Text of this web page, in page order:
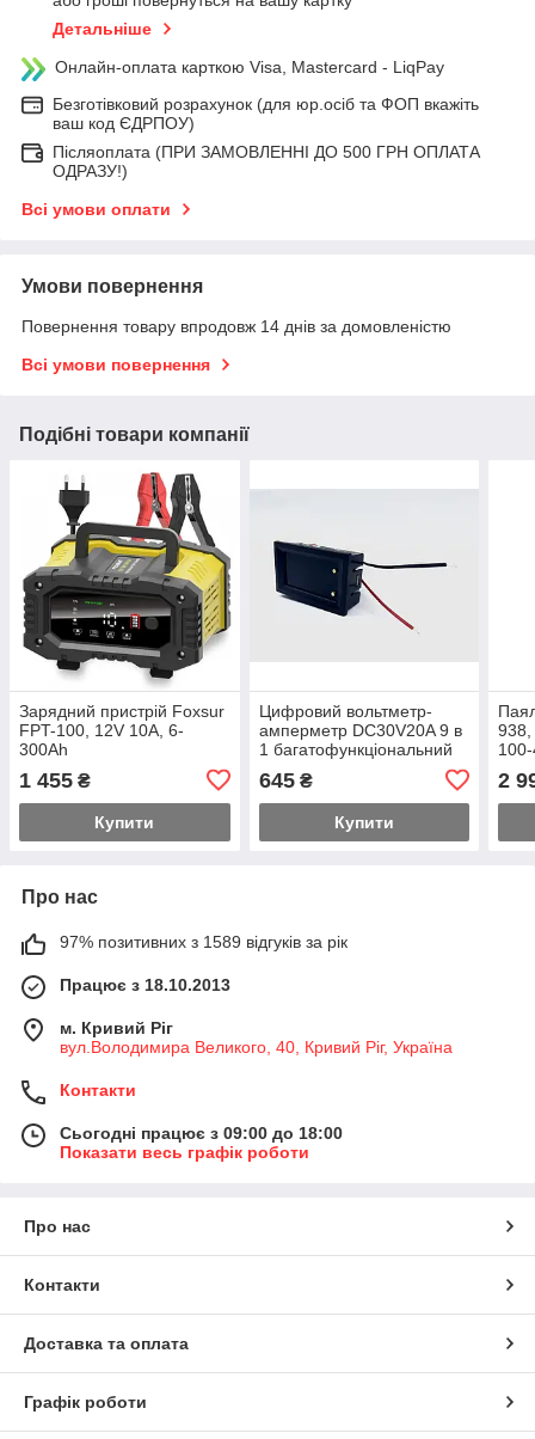
Детальніше
Онлайн-оплата карткою Visa, Mastercard - LiqPay
Безготівковий розрахунок (для юр.осіб та ФОП вкажіть
ваш код ЄДРПОУ)
Післяоплата (ПРИ ЗАМОВЛЕННІ ДО 500 ГРН ОПЛАТА
ОДРАЗУ!)
Всі умови оплати
Умови повернення
Повернення товару впродовж 14 днів за домовленістю
Всі умови повернення
Подібні товари компанії
Зарядний пристрій Foxsur
FPT-100, 12V 10A, 6-
300Ah
1 455 ₴
Купити
Цифровий вольтметр-
амперметр DC30V20A 9 в
1 багатофункціональний
тестер з IPS ЖК-дисплеєм
645₴
Купити
938,
2
Про нас
97% позитивних з 1589 відгуків за рік
Працює з 18.10.2013
м. Кривий Ріг
вул.Володимира Великого, 40, Кривий Ріг, Україна
Контакти
Сьогодні працює з 09:00 до 18:00
Показати весь графік роботи
Про нас
Контакти
Доставка та оплата
Графік роботи